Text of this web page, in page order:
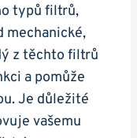
typů filtrů,
mechanické,
z těchto‌ filtrů
a pomůže
Je důležité
vašemu